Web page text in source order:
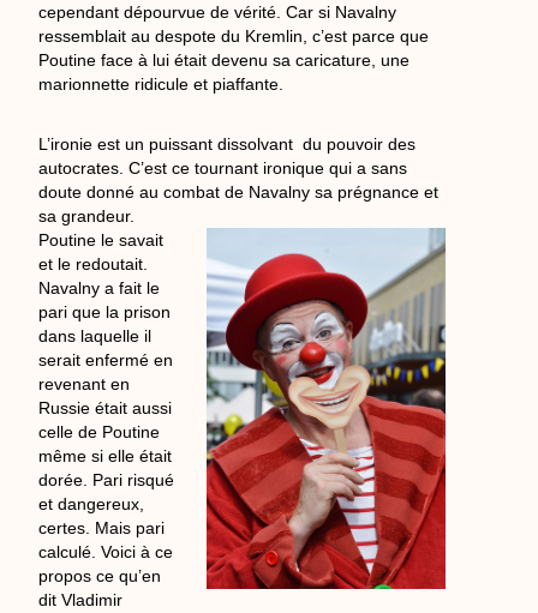
cependant dépourvue de vérité. Car si Navalny
ressemblait au despote du Kremlin, c’est parce que
Poutine face à lui était devenu sa caricature, une
marionnette ridicule et piaffante.
L’ironie est un puissant dissolvant du pouvoir des
autocrates. C’est ce tournant ironique qui a sans
doute donné au combat de Navalny sa prégnanceet
sa grandeur.
Poutine le savait
et le redoutait.
Navalny a fait le
pari que la prison
dans laquelle il
serait enfermé en
revenant en
Russie était aussi
celle de Poutine
même si elle était
dorée. Pari risqué
et dangereux,
certes. Mais pari
calculé. Voici à ce
propos ce qu’en
dit Vladimir